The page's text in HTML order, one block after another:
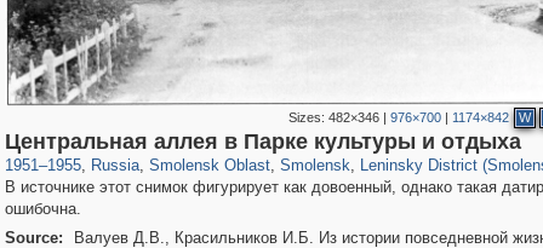
Sizes: 482×346| 976×700| 1174×842 W
Центральная аллея в Парке культуры и отдыха
1951–1955, Russia
1,407,206 29,248
, Smolensk Oblast
8,981 275
, Smolensk
6,192 204
, Leninsky District
2,904 83
В источнике этот снимок фигурирует как довоенный, однако такая
ошибочна.
Source:
Валуев Д.В., Красильников И.Б. Из истории повседневной